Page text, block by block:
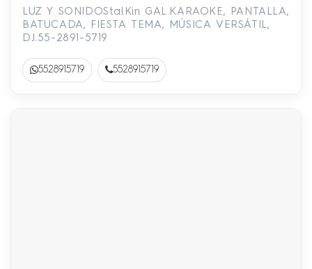
MÚSICA VERSÁTIL, DJ.55-2891-5719
LUZ Y SONIDOStalKin GAL.KARAOKE, PANTALLA,
BATUCADA, FIESTA TEMA, MÚSICA VERSÁTIL,
DJ.55-2891-5719
5528915719 5528915719